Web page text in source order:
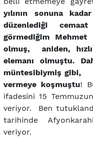
yılının sonuna
düzenlediği
görmediğim Mehmet
olmuş, aniden,
elemanı olmuştu.
müntesibiymiş gibi,
vermeye koşmuştu!
ifadesini 15
veriyor. Ben
tarihinde
veriyor.